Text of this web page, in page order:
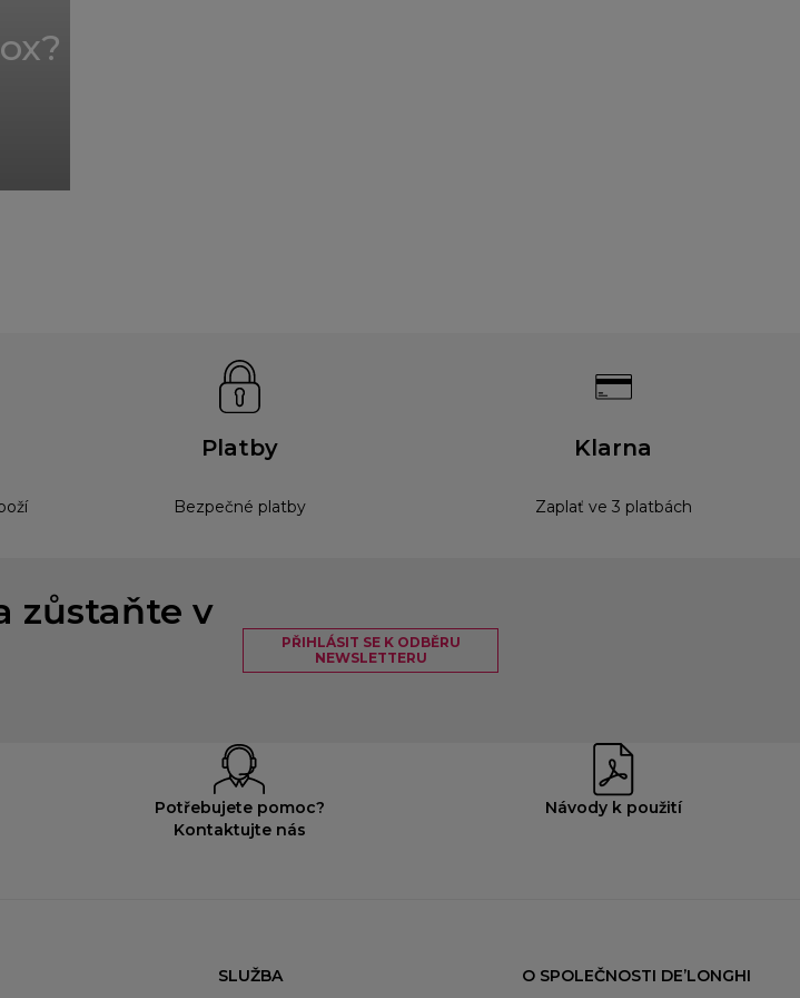
Platby
Bezpečné platby
Klarna
Zaplať ve 3 platbách
zůstaňte v
PŘIHLÁSIT SE K ODBĚRU
NEWSLETTERU
Potřebujete pomoc?
Kontaktujte nás
Návody k použití
SLUŽBA O SPOLEČNOSTI DE’LONGHI